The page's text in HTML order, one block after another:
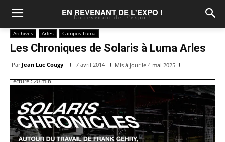
EN REVENANT DE L'EXPO !
En revenant de l\'expo !
Archives Arles Campus Luma
Les Chroniques de Solaris à Luma Arles
Par Jean Luc Cougy 7 avril 2014 Mis à jour le 4 mai 2025
Lecture :20min.